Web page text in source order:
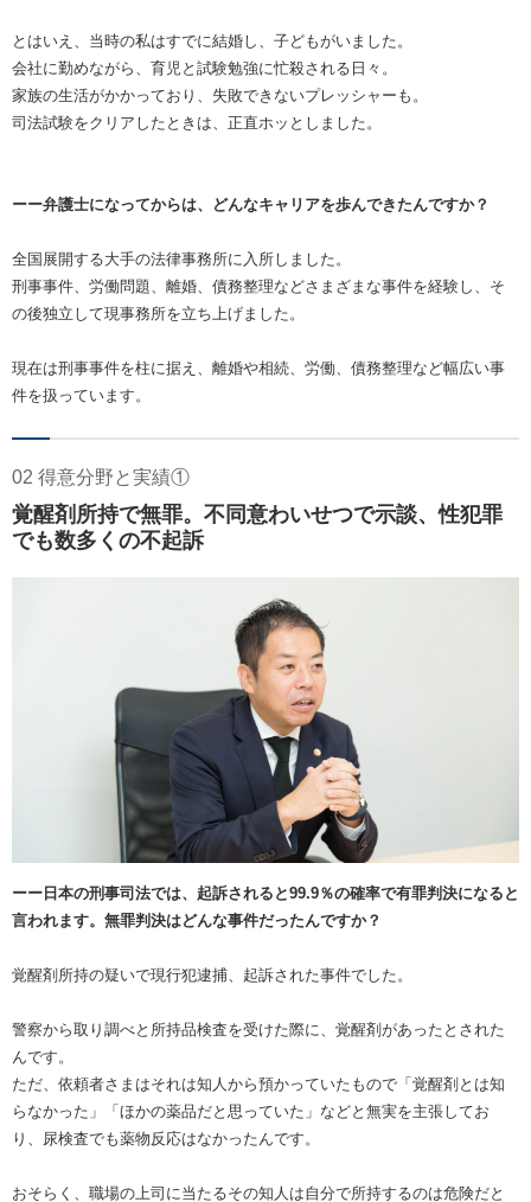
とはいえ、当時の私はすでに結婚し、子どもがいました。
会社に勤めながら、育児と試験勉強に忙殺される日々。
家族の生活がかかっており、失敗できないプレッシャーも。
司法試験をクリアしたときは、正直ホッとしました。
ーー弁護士になってからは、どんなキャリアを歩んできたんですか？
全国展開する大手の法律事務所に入所しました。
刑事事件、労働問題、離婚、債務整理などさまざまな事件を経験し、そ
の後独立して現事務所を立ち上げました。
現在は刑事事件を柱に据え、離婚や相続、労働、債務整理など幅広い事
件を扱っています。
02 得意分野と実績①
覚醒剤所持で無罪。不同意わいせつで示談、性犯罪
でも数多くの不起訴
ーー日本の刑事司法では、起訴されると99.9％の確率で有罪判決になると
言われます。無罪判決はどんな事件だったんですか？
覚醒剤所持の疑いで現行犯逮捕、起訴された事件でした。
警察から取り調べと所持品検査を受けた際に、覚醒剤があったとされた
んです。
ただ、依頼者さまはそれは知人から預かっていたもので「覚醒剤とは知
らなかった」「ほかの薬品だと思っていた」などと無実を主張してお
り、尿検査でも薬物反応はなかったんです。
おそらく、職場の上司に当たるその知人は自分で所持するのは危険だと